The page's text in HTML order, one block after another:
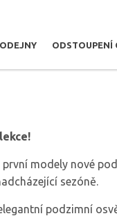
ODSTOUPENÍ
modely nové
sezóně.
podzimní